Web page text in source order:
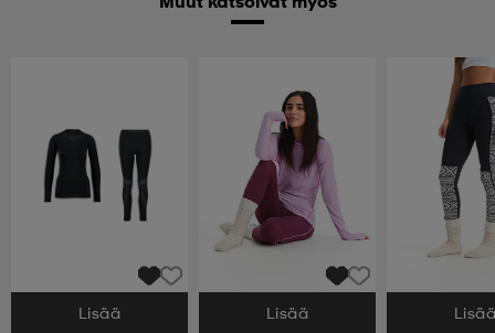
Valitse Koko
Lisää Valitse Koko
Lisää Valitse Koko